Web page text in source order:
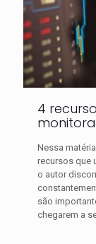
4
Nessa
recursos que
o autor
são
chegarem a